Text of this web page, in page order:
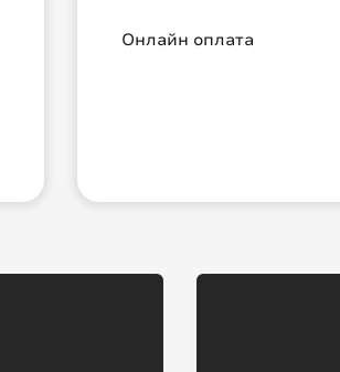
Онлайн оплата